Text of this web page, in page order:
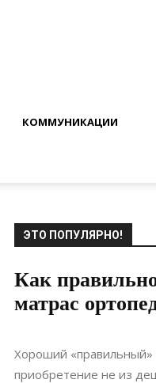
КОММУНИКАЦИИ
ЭТО ПОПУЛЯРНО!
Как
матрас
05.12.2018
Хороший «правильный»
приобретение не из